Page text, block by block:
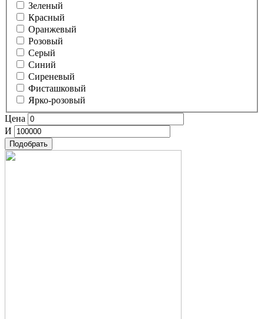
Зеленый
Красный
Оранжевый
Розовый
Серый
Синий
Сиреневый
Фисташковый
Ярко-розовый
Цена
И